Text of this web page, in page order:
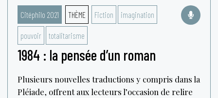
Citéphilo 2021 THÈME Fiction imagination
pouvoir totalitarisme
1984 : la pensée d’un roman
Plusieurs nouvelles traductions y compris dans la
Pléiade, offrent aux lecteurs l’occasion de relire